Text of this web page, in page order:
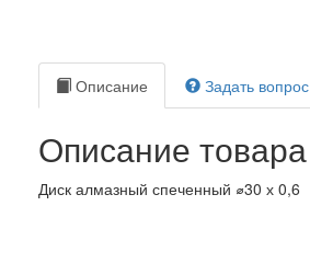
Описание Задать вопрос
Описание товара
Диск алмазный спеченный ⌀30 х 0,6